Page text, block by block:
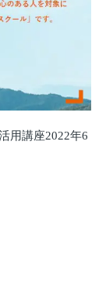
用講座2022年6